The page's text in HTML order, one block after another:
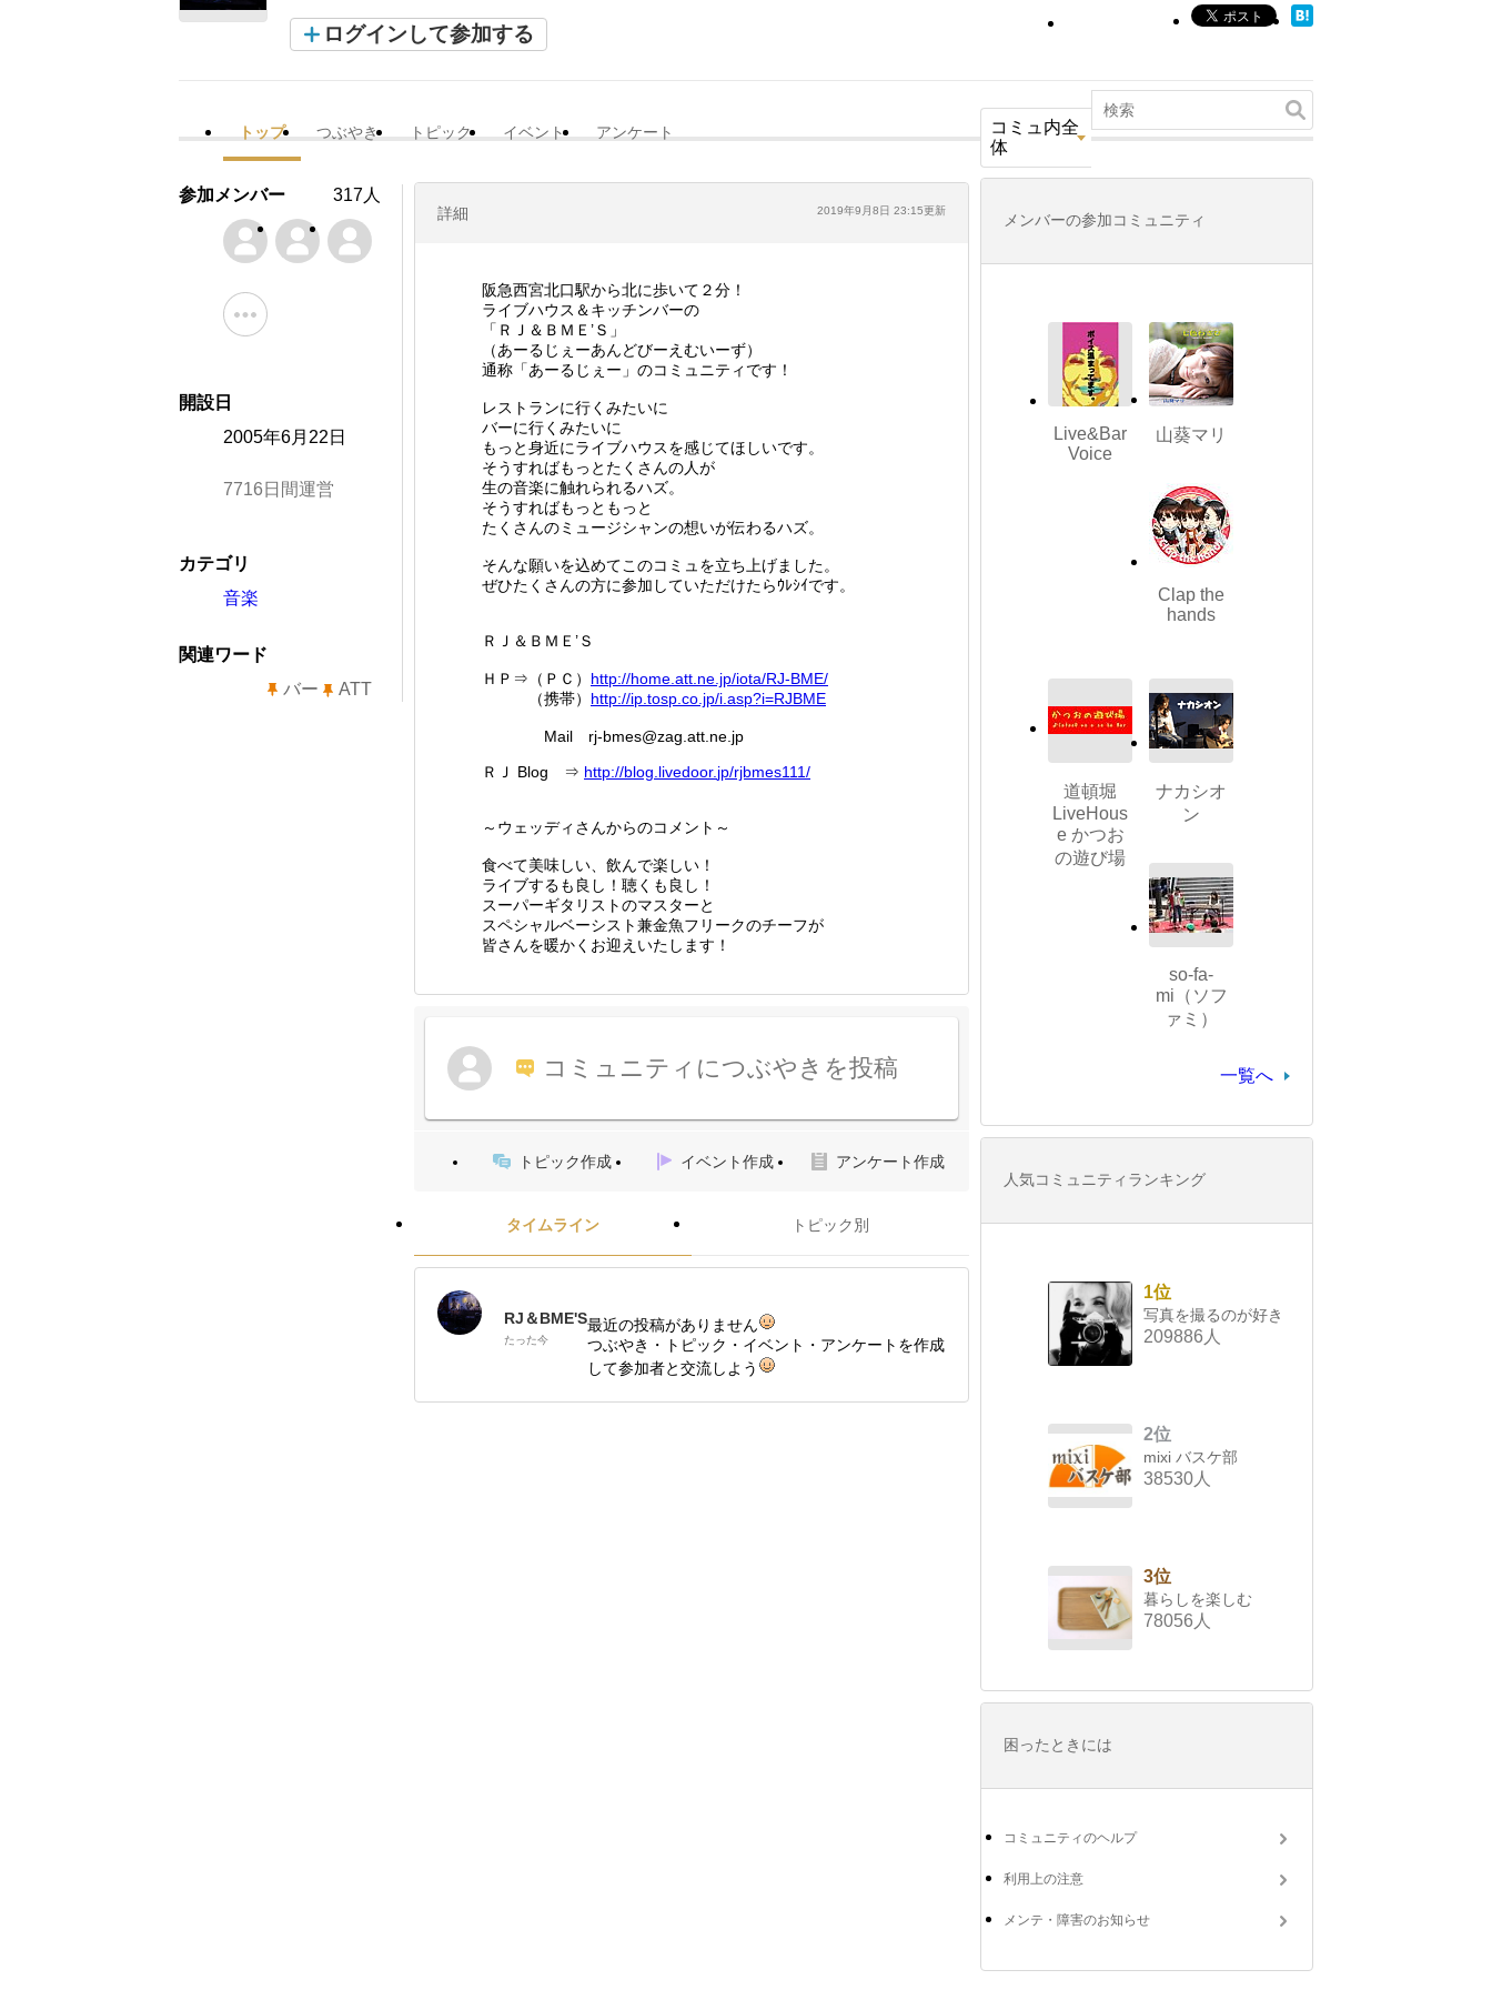
ログインして参加する
トップ つぶやき トピック イベント アンケート
コミュ内全
体
詳細 2019年9月8日 23:15更新
阪急西宮北口駅から北に歩いて２分！
ライブハウス＆キッチンバーの
「ＲＪ＆ＢＭＥ’Ｓ」
（あーるじぇーあんどびーえむいーず）
通称「あーるじぇー」のコミュニティです！
レストランに行くみたいに
バーに行くみたいに
もっと身近にライブハウスを感じてほしいです。
そうすればもっとたくさんの人が
生の音楽に触れられるハズ。
そうすればもっともっと
たくさんのミュージシャンの想いが伝わるハズ。
そんな願いを込めてこのコミュを立ち上げました。
ぜひたくさんの方に参加していただけたらｳﾚｼｲです。
ＲＪ＆ＢＭＥ’Ｓ
ＨＰ⇒（ＰＣ） http://home.att.ne.jp/iota/RJ-BME/
（携帯） http://ip.tosp .co.jp/i.asp?i=RJBME
Mail rj-bmes@zag.att.ne.jp
ＲＪ Blog ⇒ http://blog.livedoor. jp/rjbmes111/
～ウェッディさんからのコメント～
食べて美味しい、飲んで楽しい！
ライブするも良し！聴くも良し！
スーパーギタリストのマスターと
スペシャルベーシスト兼金魚フリークのチーフが
皆さんを暖かくお迎えいたします！
コミュニティにつぶやきを投稿
トピック作成 イベント作成 アンケート作成
タイムライン トピック別
RJ＆BME'S
たった今
最近の投稿がありません
つぶやき・トピック・イベント・アンケートを作成
して参加者と交流しよう
参加メンバー 317人
開設日
2005年6月22日
7716日間運営
カテゴリ
音楽
関連ワード
バー
ATT
メンバーの参加コミュニティ
Live&Bar
Voice
山葵マリ
Clap the
hands
道頓堀
LiveHous
e かつお
の遊び場
ナカシオ
ン
so-fa-
mi（ソフ
ァミ）
一覧へ
人気コミュニティランキング
1位
写真を撮るのが好き
209886人
2位
mixi バスケ部
38530人
3位
暮らしを楽しむ
78056人
困ったときには
コミュニティのヘルプ
利用上の注意
メンテ・障害のお知らせ